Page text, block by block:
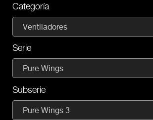
Categoría
Ventiladores
Serie
Pure Wings
Subserie
Pure Wings 3